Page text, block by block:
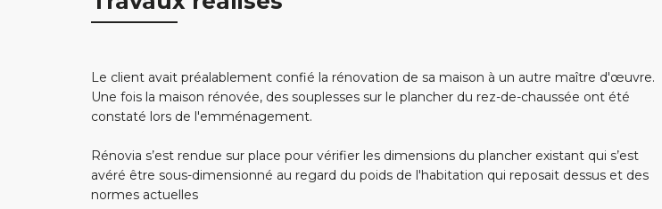
Le client avait préalablement confié la rénovation de sa maison à un autre maître d'œuvre.
Une fois la maison rénovée, des souplesses sur le plancher du rez-de-chaussée ont été
constaté lors de l'emménagement.
Rénovia s’est rendue sur place pour vérifier les dimensions du plancher existant qui s’est
avéré être sous-dimensionné au regard du poids de l'habitation qui reposait dessus et des
normes actuelles